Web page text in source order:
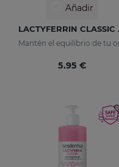
Añadir
5.95 €